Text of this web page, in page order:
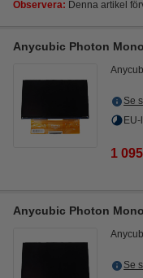
Observera: Denna artikel
Anycubic Photon
Se
1
Anycubic Photon
Se